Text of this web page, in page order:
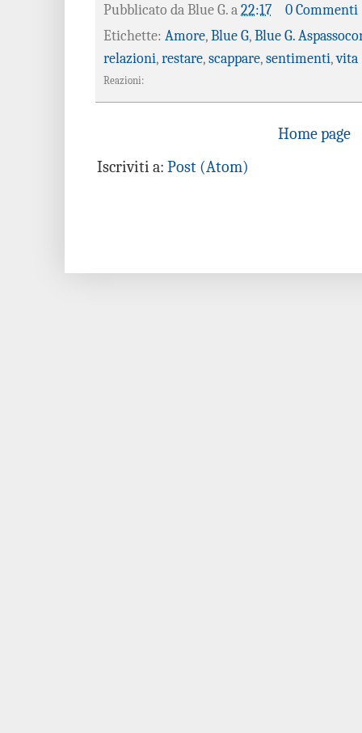
Pubblicato da Blue G. a 22:17
0 Commenti
Etichette: Amore, Blue G, Blue G.
relazioni, restare, scappare, sentimenti,vita
Reazioni:
Home page
Iscriviti a: Post (Atom)